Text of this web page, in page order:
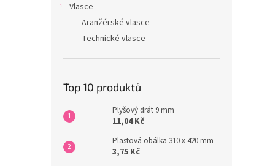
Vlasce
Aranžérské vlasce
Technické vlasce
Top 10 produktů
Plyšový drát 9 mm
11,04 Kč
Plastová obálka 310 x 420 mm
3,75 Kč